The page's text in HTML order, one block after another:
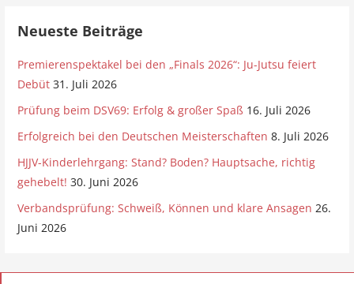
Neueste Beiträge
Premierenspektakel bei den „Finals 2026“: Ju-Jutsu feiert
Debüt 31. Juli 2026
Prüfung beim DSV69: Erfolg & großer Spaß 16. Juli 2026
Erfolgreich bei den Deutschen Meisterschaften 8. Juli 2026
HJJV-Kinderlehrgang: Stand? Boden? Hauptsache, richtig
gehebelt! 30. Juni 2026
Verbandsprüfung: Schweiß, Können und klare Ansagen 26.
Juni 2026